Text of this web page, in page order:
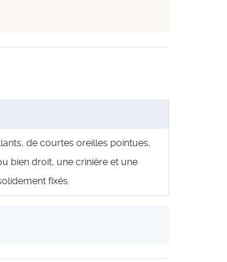
de courtes oreilles pointues,
bien droit, une crinière et une
fixés.